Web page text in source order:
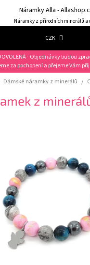
- Objednávky budou
za pochopení a přejeme Vám
CZK
Náramky Alla -
Náramky z přírodních minerálů a
Dámské náramky z minerálů /
z